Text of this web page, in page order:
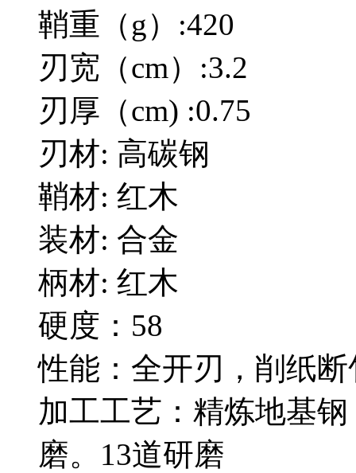
鞘重（g）:420
刃宽（cm）:3.2
刃厚（cm) :0.75
刃材: 高碳钢
鞘材: 红木
装材: 合金
柄材: 红木
硬度：58
性能：全开刃，削纸
加工工艺：精炼地基
磨。13道研磨